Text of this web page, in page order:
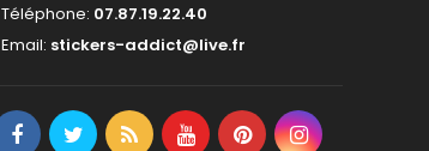
Téléphone: 07.87.19.22.40
Email: stickers-addict@live.fr